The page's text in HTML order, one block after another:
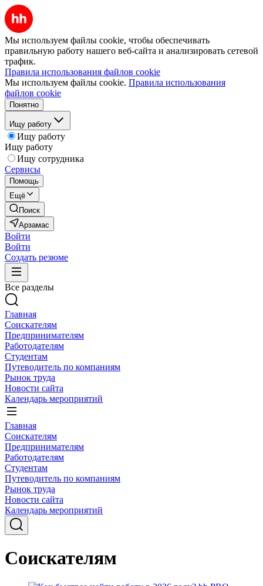
Мы используем файлы cookie, чтобы обеспечивать
правильную работу нашего веб-сайта и анализировать сетевой
трафик.
Правила использования файлов cookie
Мы используем файлы cookie. Правила использования
файлов cookie
Понятно
Ищу работу
Ищу работу
Ищу работу
Ищу сотрудника
Сервисы
Помощь
Ещё
Поиск
Арзамас
Войти
Войти
Создать резюме
Все разделы
Главная
Соискателям
Предпринимателям
Работодателям
Студентам
Путеводитель по компаниям
Рынок труда
Новости сайта
Календарь мероприятий
Главная
Соискателям
Предпринимателям
Работодателям
Студентам
Путеводитель по компаниям
Рынок труда
Новости сайта
Календарь мероприятий
Соискателям